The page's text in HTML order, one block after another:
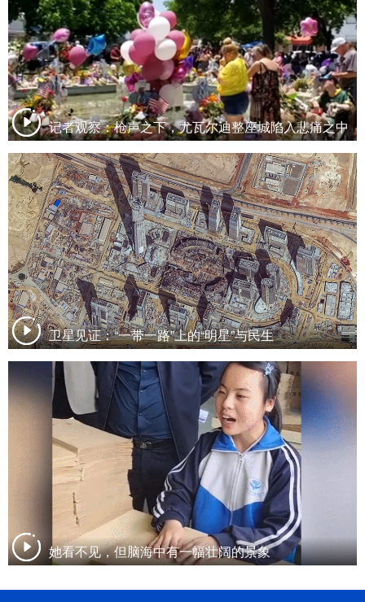
记者观察：枪声之下，尤瓦尔迪整座城陷入悲痛之中
卫星见证：“一带一路”上的“明星”与民生
她看不见，但脑海中有一幅壮阔的景象